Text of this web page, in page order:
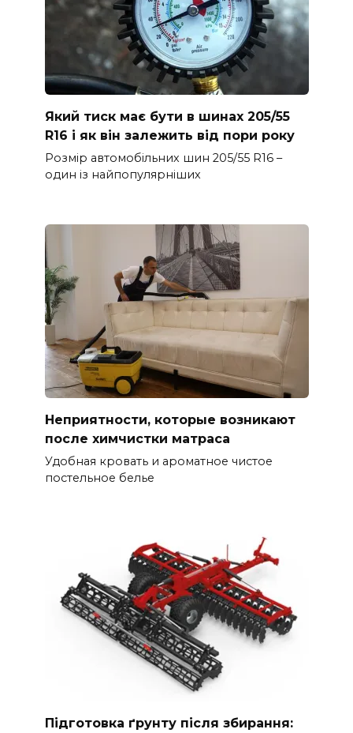
Який тиск має бути в шинах 205/55
R16 і як він залежить від пори року
Розмір автомобільних шин 205/55 R16 –
один із найпопулярніших
Неприятности, которые возникают
после химчистки матраса
Удобная кровать и ароматное чистое
постельное белье
Підготовка ґрунту після збирання: